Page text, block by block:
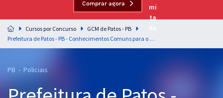
Residências Multiprofissionais
Preparação completa e intensiva para as principais
residências em saúde do Brasil
Comprar agora
Cursos por Concurso
GCM de Patos - PB
Prefeitura de Patos - PB - Conhecimentos Comuns para o Cargo de Guarda Civil Municipal (Pós-Edital)
PB - Policiais